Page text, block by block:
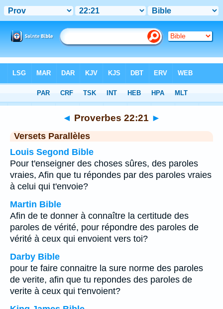
Chapitre 22 > Verset 21
◄ Proverbes 22:21 ►
Versets Parallèles
Louis Segond Bible
Pour t'enseigner des choses sûres, des paroles
vraies, Afin que tu répondes par des paroles vraies
à celui qui t'envoie?
Martin Bible
Afin de te donner à connaître la certitude des
paroles de vérité, pour répondre des paroles de
vérité à ceux qui envoient vers toi?
Darby Bible
pour te faire connaitre la sure norme des paroles
de verite, afin que tu repondes des paroles de
verite à ceux qui t'envoient?